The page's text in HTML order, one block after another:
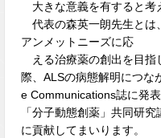
大きな意義を有すると考
代表の森英一朗先生とは
アンメットニーズに応
える治療薬の創出を目指
際、ALSの病態解明につ
e Communications誌に発
「分子動態創薬」共同研
に貢献してまいります。